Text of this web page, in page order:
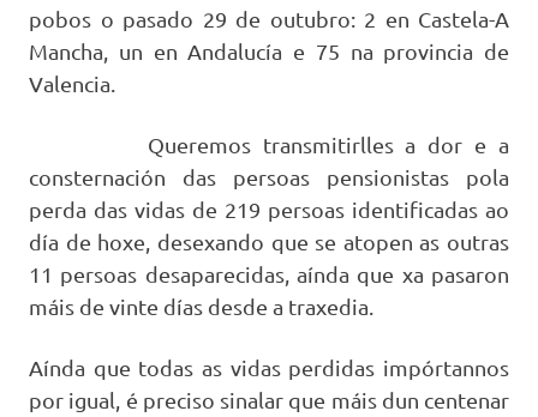
pobos o pasado 29 de outubro: 2 en Castela-A
Mancha, un en Andalucía e 75 na provincia de
Valencia.
Queremos transmitirlles a dor e a
consternación das persoas pensionistas pola
perda das vidas de 219 persoas identificadas ao
día de hoxe, desexando que se atopen as outras
11 persoas desaparecidas, aínda que xa pasaron
máis de vinte días desde a traxedia.
Aínda que todas as vidas perdidas impórtannos
por igual, é preciso sinalar que máis dun centenar